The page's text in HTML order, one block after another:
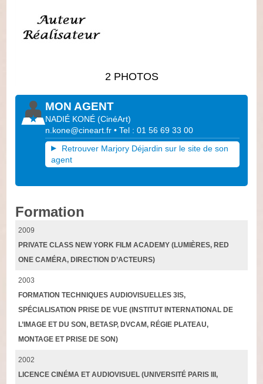
2 PHOTOS
MON AGENT
NADIÉ KONÉ (CinéArt)
n.kone@cineart.fr • Tel : 01 56 69 33 00
Retrouver Marjory Déjardin sur le site de son
agent
Formation
2009
PRIVATE CLASS NEW YORK FILM ACADEMY (LUMIÈRES, RED
ONE CAMÉRA, DIRECTION D’ACTEURS)
2003
FORMATION TECHNIQUES AUDIOVISUELLES 3IS,
SPÉCIALISATION PRISE DE VUE (INSTITUT INTERNATIONAL DE
L’IMAGE ET DU SON, BETASP, DVCAM, RÉGIE PLATEAU,
MONTAGE ET PRISE DE SON)
2002
LICENCE CINÉMA ET AUDIOVISUEL (UNIVERSITÉ PARIS III,